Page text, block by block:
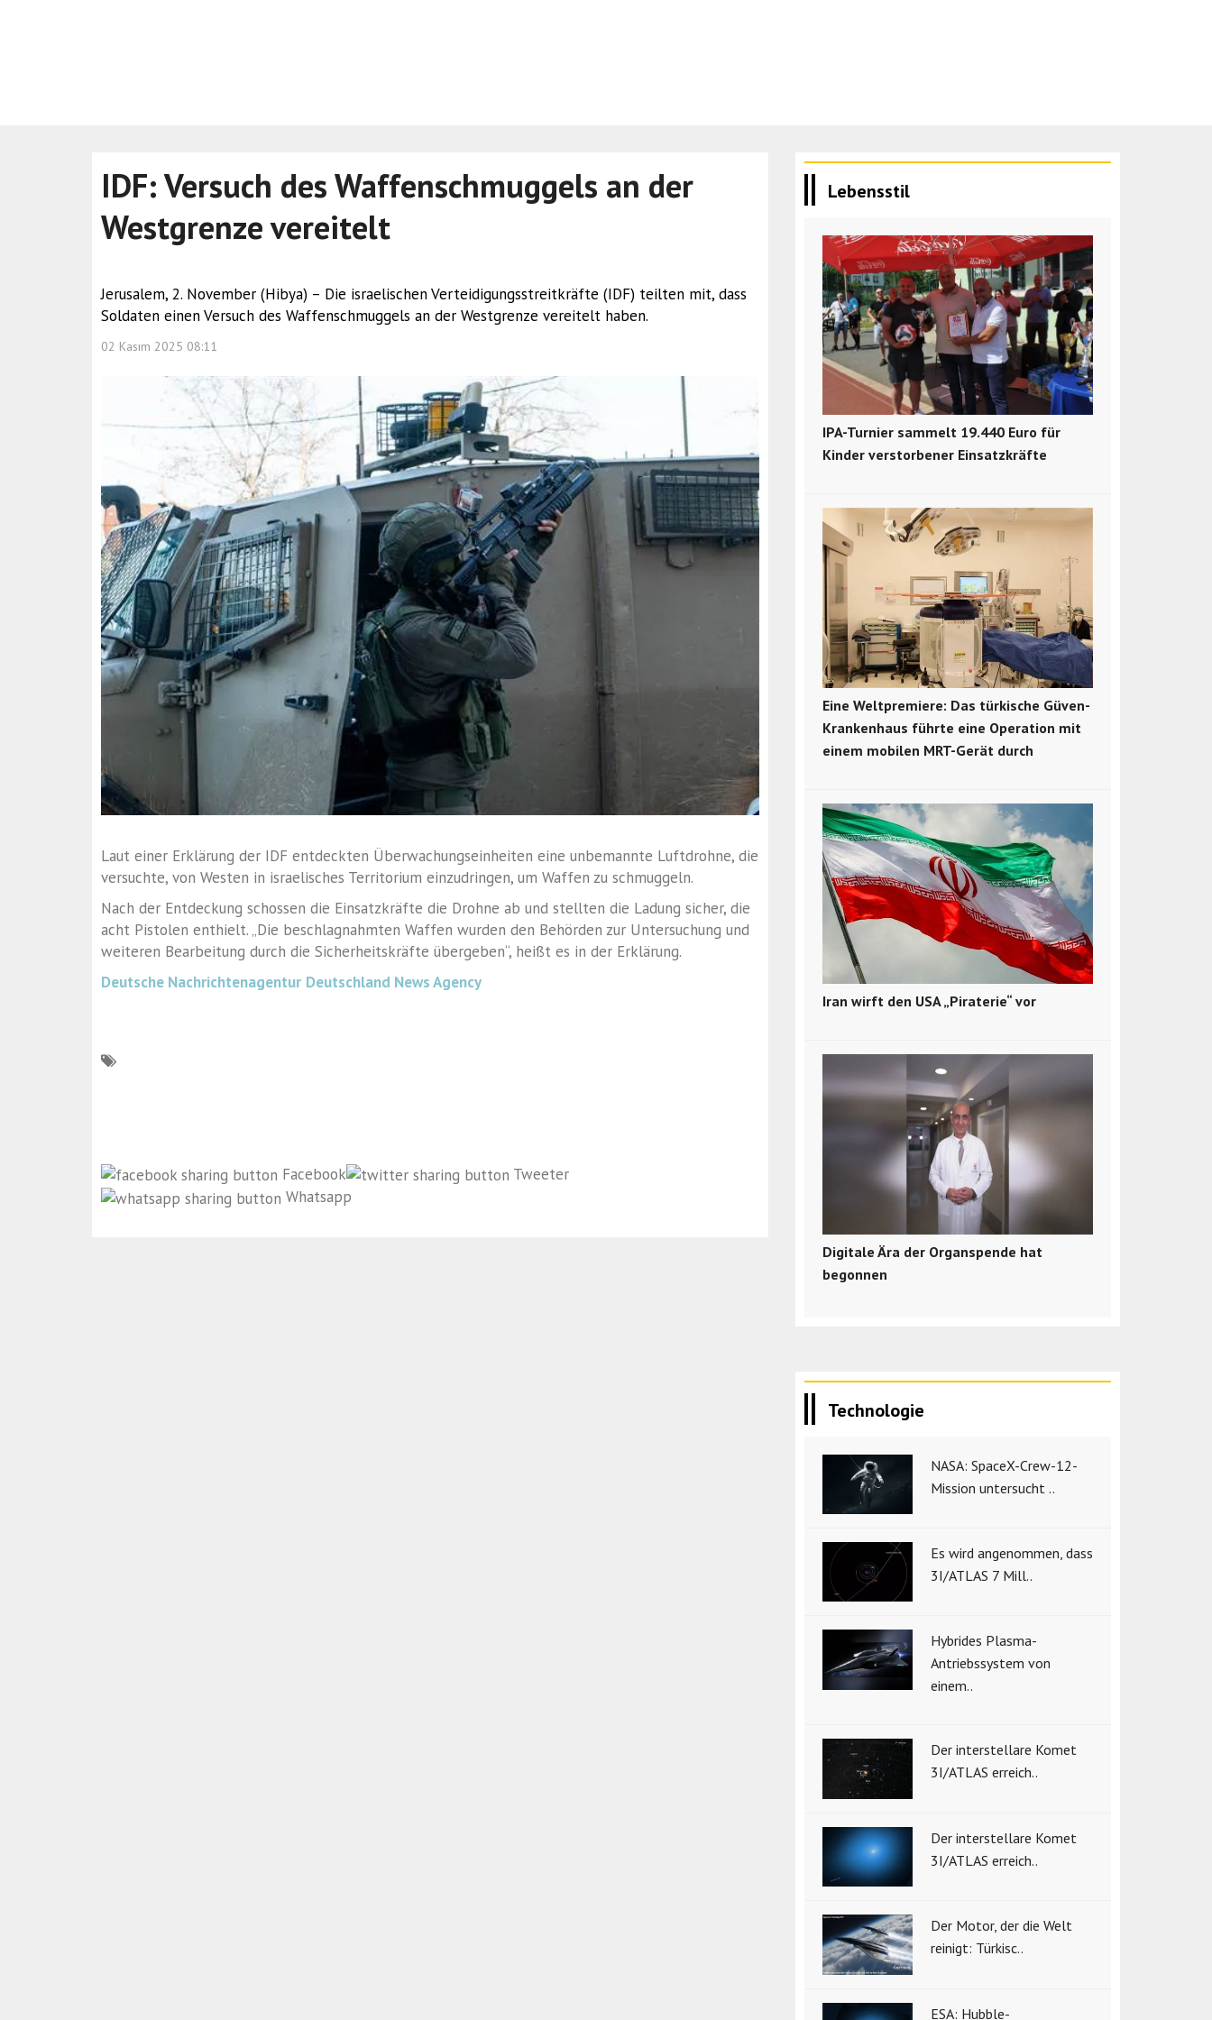
IDF: Versuch des Waffenschmuggels an der
Westgrenze vereitelt
Jerusalem, 2. November (Hibya) – Die israelischen Verteidigungsstreitkräfte (IDF) teilten mit, dass
Soldaten einen Versuch des Waffenschmuggels an der Westgrenze vereitelt haben.
02 Kasım 2025 08:11
Laut einer Erklärung der IDF entdeckten Überwachungseinheiten eine unbemannte Luftdrohne, die
versuchte, von Westen in israelisches Territorium einzudringen, um Waffen zu schmuggeln.
Nach der Entdeckung schossen die Einsatzkräfte die Drohne ab und stellten die Ladung sicher, die
acht Pistolen enthielt. „Die beschlagnahmten Waffen wurden den Behörden zur Untersuchung und
weiteren Bearbeitung durch die Sicherheitskräfte übergeben“, heißt es in der Erklärung.
Deutsche Nachrichtenagentur Deutschland News Agency
Facebook
Tweeter
Whatsapp
Lebensstil
IPA-Turnier sammelt 19.440 Euro für
Kinder verstorbener Einsatzkräfte
Eine Weltpremiere: Das türkische Güven-
Krankenhaus führte eine Operation mit
einem mobilen MRT-Gerät durch
Iran wirft den USA „Piraterie“ vor
Digitale Ära der Organspende hat
begonnen
Technologie
NASA: SpaceX-Crew-12-
Mission untersucht ..
Es wird angenommen, dass
3I/ATLAS 7 Mill..
Hybrides Plasma-
Antriebssystem von
einem..
Der interstellare Komet
3I/ATLAS erreich..
Der interstellare Komet
3I/ATLAS erreich..
Der Motor, der die Welt
reinigt: Türkisc..
ESA: Hubble-